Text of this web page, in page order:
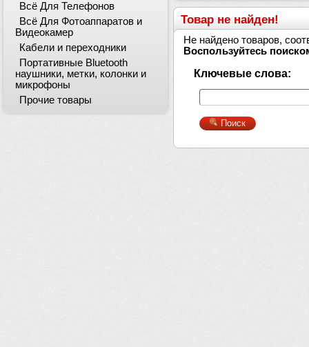
Товар не найден!
Не найдено товаров,
Воспользуйтесь
Ключевые слова:
Поиск
Всё Для Телефонов
Всё Для Фотоаппаратов и
Видеокамер
Кабели и переходники
Портативные Bluetooth
наушники, метки, колонки и
микрофоны
Прочие товары